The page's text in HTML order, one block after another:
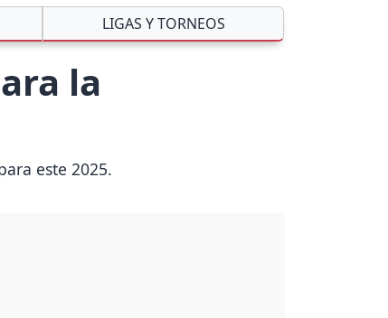
LIGAS Y TORNEOS
la
este 2025.